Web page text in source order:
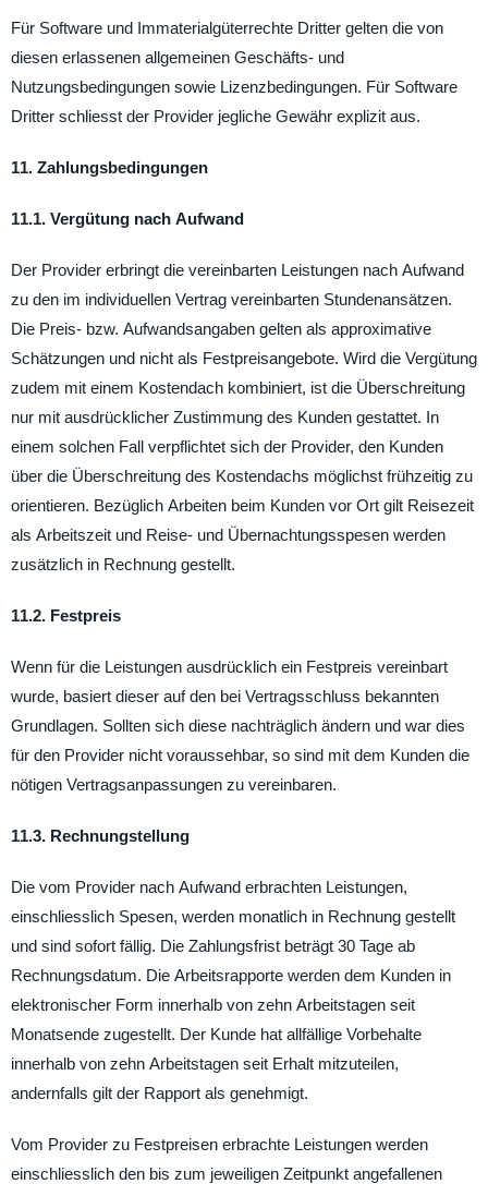
Für Software und Immaterialgüterrechte Dritter gelten die von
diesen erlassenen allgemeinen Geschäfts- und
Nutzungsbedingungen sowie Lizenzbedingungen. Für Software
Dritter schliesst der Provider jegliche Gewähr explizit aus.
11. Zahlungsbedingungen
11.1. Vergütung nach Aufwand
Der Provider erbringt die vereinbarten Leistungen nach Aufwand
zu den im individuellen Vertrag vereinbarten Stundenansätzen.
Die Preis- bzw. Aufwandsangaben gelten als approximative
Schätzungen und nicht als Festpreisangebote. Wird die Vergütung
zudem mit einem Kostendach kombiniert, ist die Überschreitung
nur mit ausdrücklicher Zustimmung des Kunden gestattet. In
einem solchen Fall verpflichtet sich der Provider, den Kunden
über die Überschreitung des Kostendachs möglichst frühzeitig zu
orientieren. Bezüglich Arbeiten beim Kunden vor Ort gilt Reisezeit
als Arbeitszeit und Reise- und Übernachtungsspesen werden
zusätzlich in Rechnung gestellt.
11.2. Festpreis
Wenn für die Leistungen ausdrücklich ein Festpreis vereinbart
wurde, basiert dieser auf den bei Vertragsschluss bekannten
Grundlagen. Sollten sich diese nachträglich ändern und war dies
für den Provider nicht voraussehbar, so sind mit dem Kunden die
nötigen Vertragsanpassungen zu vereinbaren.
11.3. Rechnungstellung
Die vom Provider nach Aufwand erbrachten Leistungen,
einschliesslich Spesen, werden monatlich in Rechnung gestellt
und sind sofort fällig. Die Zahlungsfrist beträgt 30 Tage ab
Rechnungsdatum. Die Arbeitsrapporte werden dem Kunden in
elektronischer Form innerhalb von zehn Arbeitstagen seit
Monatsende zugestellt. Der Kunde hat allfällige Vorbehalte
innerhalb von zehn Arbeitstagen seit Erhalt mitzuteilen,
andernfalls gilt der Rapport als genehmigt.
Vom Provider zu Festpreisen erbrachte Leistungen werden
einschliesslich den bis zum jeweiligen Zeitpunkt angefallenen